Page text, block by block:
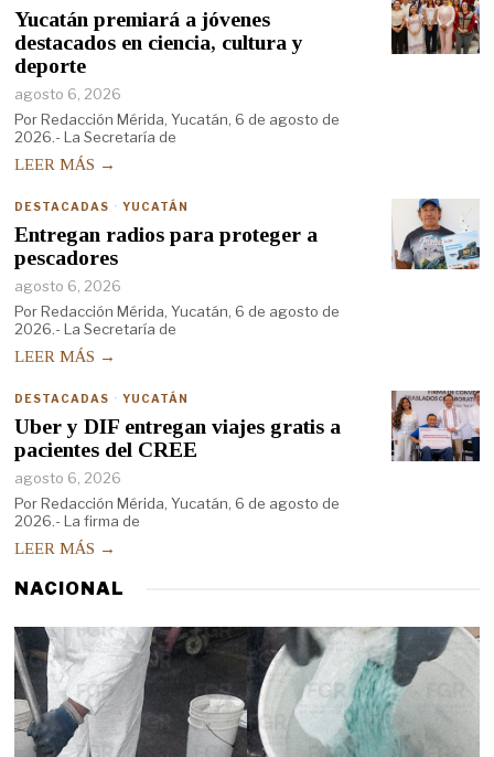
Yucatán premiará a jóvenes
destacados en ciencia, cultura y
deporte
agosto 6, 2026
Por Redacción Mérida, Yucatán, 6 de agosto de
2026.- La Secretaría de
LEER MÁS →
DESTACADAS · YUCATÁN
Entregan radios para proteger a
pescadores
agosto 6, 2026
Por Redacción Mérida, Yucatán, 6 de agosto de
2026.- La Secretaría de
LEER MÁS →
DESTACADAS · YUCATÁN
Uber y DIF entregan viajes gratis a
pacientes del CREE
agosto 6, 2026
Por Redacción Mérida, Yucatán, 6 de agosto de
2026.- La firma de
LEER MÁS →
NACIONAL